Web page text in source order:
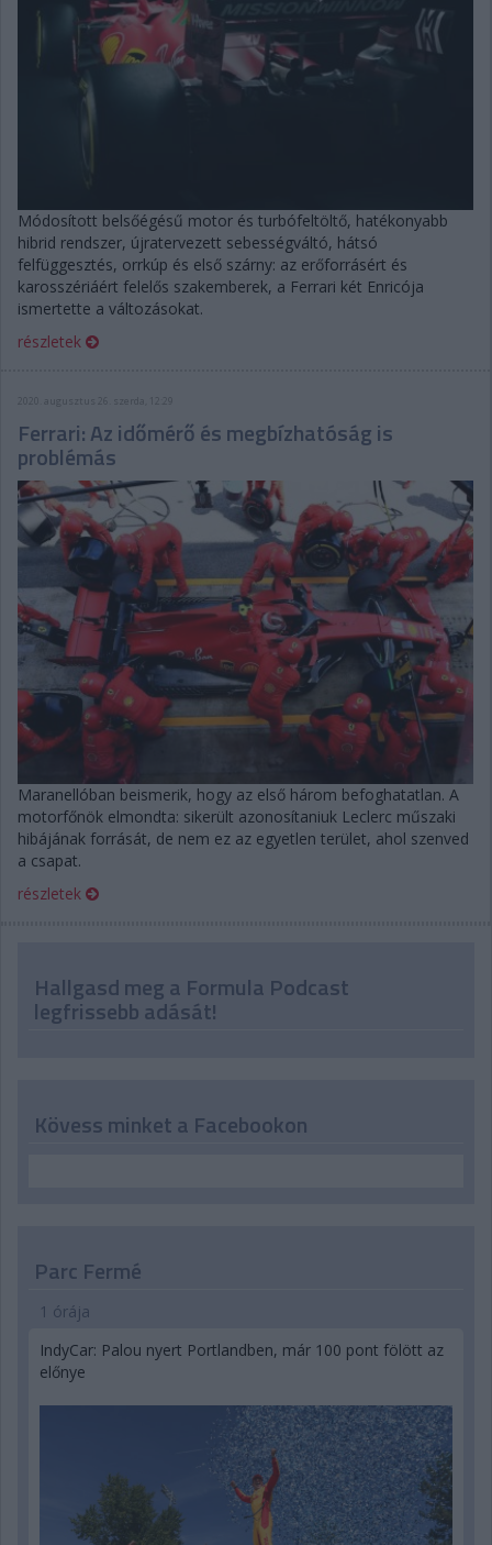
Módosított belsőégésű motor és turbófeltöltő, hatékonyabb
hibrid rendszer, újratervezett sebességváltó, hátsó
felfüggesztés, orrkúp és első szárny: az erőforrásért és
karosszériáért felelős szakemberek, a Ferrari két Enricója
ismertette a változásokat.
részletek
2020. augusztus 26. szerda, 12:29
Ferrari: Az időmérő és megbízhatóság is
problémás
Maranellóban beismerik, hogy az első három befoghatatlan. A
motorfőnök elmondta: sikerült azonosítaniuk Leclerc műszaki
hibájának forrását, de nem ez az egyetlen terület, ahol szenved
a csapat.
részletek
Hallgasd meg a Formula Podcast
legfrissebb adását!
Kövess minket a Facebookon
Parc Fermé
1 órája
IndyCar: Palou nyert Portlandben, már 100 pont fölött az
előnye